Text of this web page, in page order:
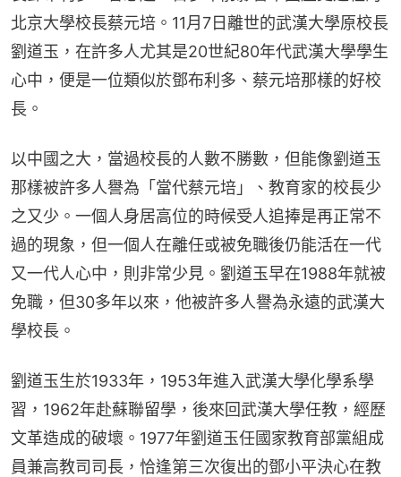
北京大學校長蔡元培。11月7日離世的武漢大學原校長
劉道玉，在許多人尤其是20世紀80年代武漢大學學生
心中，便是一位類似於鄧布利多、蔡元培那樣的好校
長。
以中國之大，當過校長的人數不勝數，但能像劉道玉
那樣被許多人譽為「當代蔡元培」、教育家的校長少
之又少。一個人身居高位的時候受人追捧是再正常不
過的現象，但一個人在離任或被免職後仍能活在一代
又一代人心中，則非常少見。劉道玉早在1988年就被
免職，但30多年以來，他被許多人譽為永遠的武漢大
學校長。
劉道玉生於1933年，1953年進入武漢大學化學系學
習，1962年赴蘇聯留學，後來回武漢大學任教，經歷
文革造成的破壞。1977年劉道玉任國家教育部黨組成
員兼高教司司長，恰逢第三次復出的鄧小平決心在教